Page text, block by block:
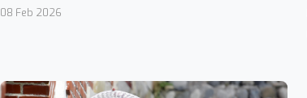
08 Feb 2026